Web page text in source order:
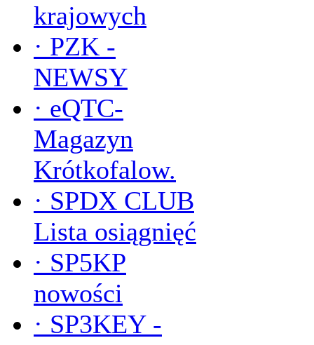
krajowych
· PZK -
NEWSY
· eQTC-
Magazyn
Krótkofalow.
· SPDX CLUB
Lista osiągnięć
· SP5KP
nowości
· SP3KEY -